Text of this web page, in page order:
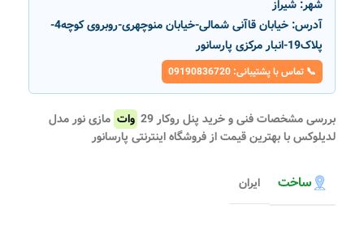
شهر: شیراز
آدرس:
خیابان قاآنی شمالی-خیابان منوچهری-روبروی کوچه4-
پلاک19-انبار مرکزی پارسانور
📞 تماس با پشتیبانی: 09190836720
بررسی مشخصات فنی و خرید پنل روکار 29 وات مازی نور مدل
لدیلوکس با بهترین قیمت از فروشگاه اینترنتی پارسانور
ساخت ایران